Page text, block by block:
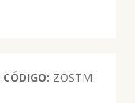
CÓDIGO: ZOSTM